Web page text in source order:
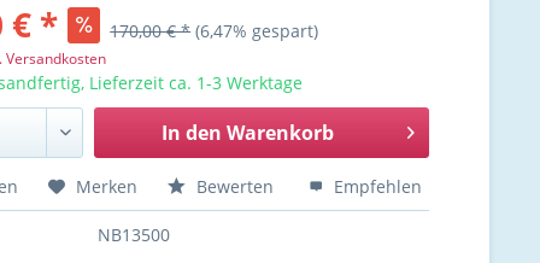
€ * 170,00 € * (6,47% gespart)
Versandkosten
Lieferzeit ca. 1-3 Werktage
In den Warenkorb
Merken Bewerten Empfehlen
NB13500